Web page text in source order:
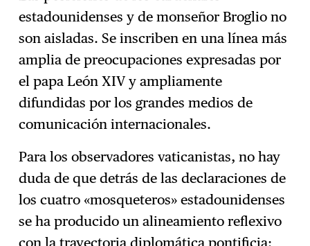
estadounidenses y de monseñor Broglio no
son aisladas. Se inscriben en una línea más
amplia de preocupaciones expresadas por
el papa León XIV y ampliamente
difundidas por los grandes medios de
comunicación internacionales.
Para los observadores vaticanistas, no hay
duda de que detrás de las declaraciones de
los cuatro «mosqueteros» estadounidenses
se ha producido un alineamiento reflexivo
con la trayectoria diplomática pontificia: